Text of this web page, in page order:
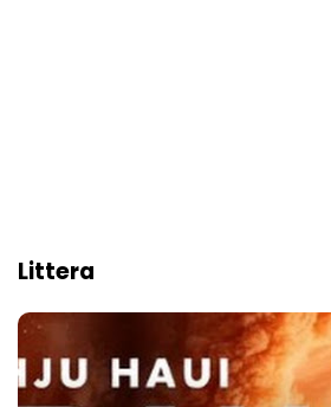
Littera